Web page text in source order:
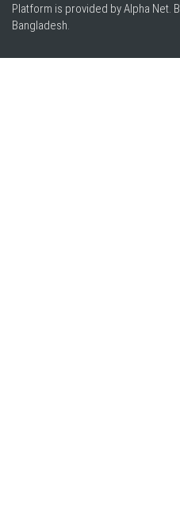
Platform is provided by Alpha Net.
Bangladesh.